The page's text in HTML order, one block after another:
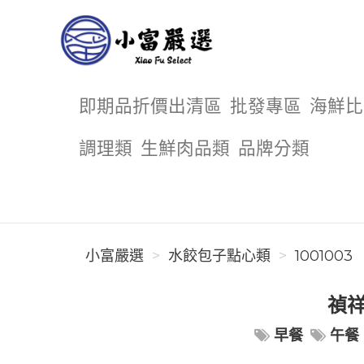
即期品折價出清區 批發專區 海鮮
調理類 生鮮肉品類 品牌分類
小富嚴選 水餃包子點心類 1001003
禎
早餐 午餐